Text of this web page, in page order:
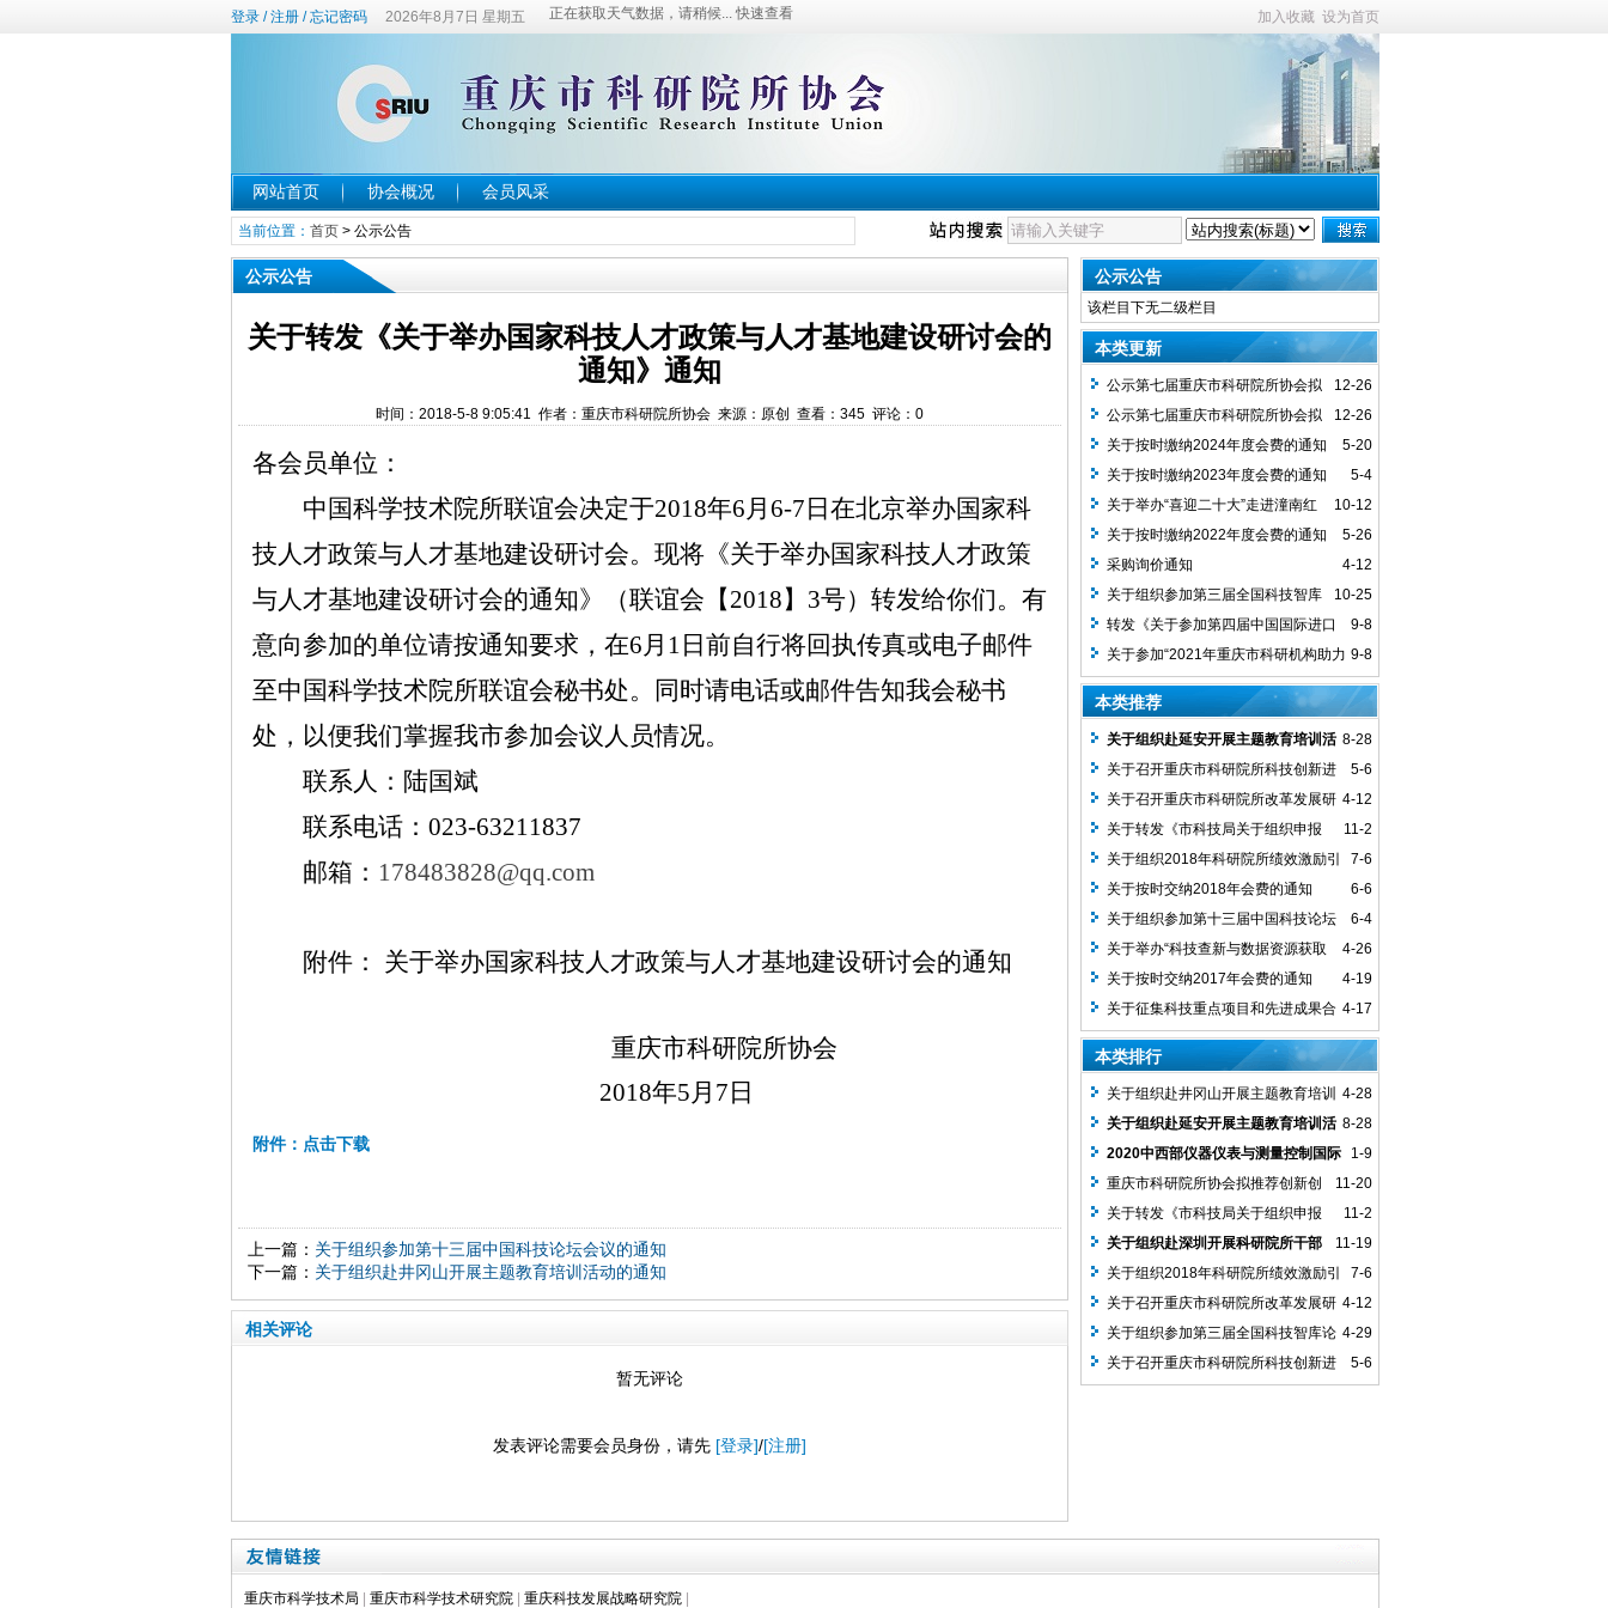
登录/注册/忘记密码 2026年8月7日 星期五 加入收藏 设为首页
网站首页 协会概况 会员风采
当前位置： 首页> 公示公告
公示公告
关于转发《关于举办国家科技人才政策与人才基地建设研讨会的
通知》通知
时间：2018-5-8 9:05:41 作者：重庆市科研院所协会 来源：原创 查看： 345评论： 0
各会员单位：
中国科学技术院所联谊会决定于2018年6月6-7日在北京举办国家科
技人才政策与人才基地建设研讨会。现将《关于举办国家科技人才政策
与人才基地建设研讨会的通知》（联谊会【2018】3号）转发给你们。有
意向参加的单位请按通知要求，在6月1日前自行将回执传真或电子邮件
至中国科学技术院所联谊会秘书处。同时请电话或邮件告知我会秘书
处，以便我们掌握我市参加会议人员情况。
联系人：陆国斌
联系电话：023-63211837
邮箱： 178483828@qq.com
附件： 关于举办国家科技人才政策与人才基地建设研讨会的通知
重庆市科研院所协会
2018年5月 7 日
附件：点击下载
上一篇： 关于组织参加第十三届中国科技论坛会议的通知
下一篇： 关于组织赴井冈山开展主题教育培训活动的通知
相关评论
暂无评论
发表评论需要会员身份，请先 [登录]/[注册]
公示公告
该栏目下无二级栏目
本类更新
12-26
公示第七届重庆市科研院所协会拟
任负责人名单
12-26
公示第七届重庆市科研院所协会拟
任单位会员名单
5-20
关于按时缴纳2024年度会费的通知
5-4
关于按时缴纳2023年度会费的通知
10-12
关于举办“喜迎二十大”走进潼南红
色主题教育暨科研院所成果转化政策研讨
会通知
5-26
关于按时缴纳2022年度会费的通知
4-12
采购询价通知
10-25
关于组织参加第三届全国科技智库
论坛会议的通知
9-8
转发《关于参加第四届中国国际进口
博览会》的通知
9-8
关于参加“2021年重庆市科研机构助力
成渝双城经济圈建设行动（綦江站）”活动
的通知
本类推荐
8-28
关于组织赴延安开展主题教育培训活
动的通知
5-6
关于召开重庆市科研院所科技创新进
口税收政策宣讲会的通知
4-12
关于召开重庆市科研院所改革发展研
讨会的通知
11-2
关于转发《市科技局关于组织申报
2018年重庆市创新创业团队的通知》的通
知
7-6
关于组织2018年科研院所绩效激励引
导专项申报暨项目管理培训的通知
6-6
关于按时交纳2018年会费的通知
6-4
关于组织参加第十三届中国科技论坛
会议的通知
4-26
关于举办“科技查新与数据资源获取
及开发利用”培训班的通知
4-19
关于按时交纳2017年会费的通知
4-17
关于征集科技重点项目和先进成果合
作需求 有关事项的通知
本类排行
4-28
关于组织赴井冈山开展主题教育培训
活动的通知
8-28
关于组织赴延安开展主题教育培训活
动的通知
1-9
2020中西部仪器仪表与测量控制国际
博览会暨科学仪器与实验室装备国际博览
会
11-20
重庆市科研院所协会拟推荐创新创
业团队公示名单
11-2
关于转发《市科技局关于组织申报
2018年重庆市创新创业团队的通知》的通
知
11-19
关于组织赴深圳开展科研院所干部
能力提升高级研修班学习的通知
7-6
关于组织2018年科研院所绩效激励引
导专项申报暨项目管理培训的通知
4-12
关于召开重庆市科研院所改革发展研
讨会的通知
4-29
关于组织参加第三届全国科技智库论
坛会议的通知
5-6
关于召开重庆市科研院所科技创新进
重庆市科学技术局 重庆市科学技术研究院 重庆科技发展战略研究院